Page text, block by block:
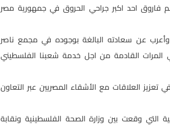
فاروق احد اكبر جراحي الحروق في جمهورية مصر
بالخارج , وأعرب عن سعادته البالغة بوجوده في مجمع ناصر
المرات القادمة من اجل خدمة شعبنا الفلسطيني
العلاقات مع الأشقاء المصريين عبر التعاون
التي وقعت بين وزارة الصحة الفلسطينية ونقابة